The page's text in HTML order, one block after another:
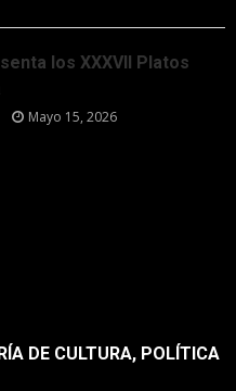
los XXXVII Platos
Mayo 15, 2026
DE CULTURA, POLÍTICA